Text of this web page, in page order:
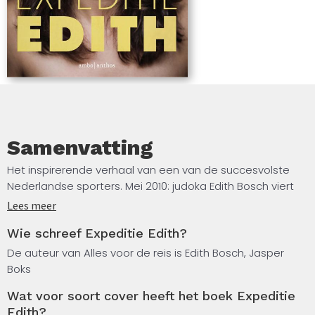
'Open'.
Samenvatting
Het inspirerende verhaal van een van de succesvolste
Nederlandse sporters. Mei 2010: judoka Edith Bosch viert
haar verjaardag te midden van haar vrienden en familie.
Edith voelt helemaal niets, al een tijd niet, zelfs geen
verdriet toen ze datzelfde jaar bij het WK geen medailles
olympische medailles, een lieve vriend, een fijn huis. Maar
Lees meer
Wie schreef Expeditie Edith?
De auteur van Alles voor de reis is Edith Bosch, Jasper
Boks
Wat voor soort cover heeft het boek Expeditie
Edith?